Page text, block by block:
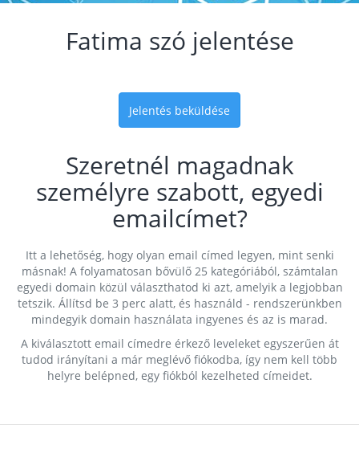
Fatima szó jelentése
Jelentés beküldése
Szeretnél magadnak
személyre szabott, egyedi
emailcímet?
Itt a lehetőség, hogy olyan email címed legyen, mint senki
másnak! A folyamatosan bővülő 25 kategóriából, számtalan
egyedi domain közül választhatod ki azt, amelyik a legjobban
tetszik. Állítsd be 3 perc alatt, és használd - rendszerünkben
mindegyik domain használata ingyenes és az is marad.
A kiválasztott email címedre érkező leveleket egyszerűen át
tudod irányítani a már meglévő fiókodba, így nem kell több
helyre belépned, egy fiókból kezelheted címeidet.